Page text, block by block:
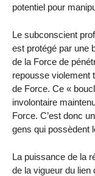
potentiel pour
Le subconscient
est protégé par une
de la Force de
repousse violement
de Force. Ce «
involontaire
Force. C’est donc
gens qui possèdent
La puissance de la
de la vigueur du lien